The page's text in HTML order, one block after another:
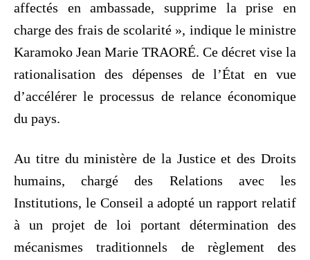
affectés en ambassade, supprime la prise en
charge des frais de scolarité », indique le ministre
Karamoko Jean Marie TRAORÉ. Ce décret vise la
rationalisation des dépenses de l’État en vue
d’accélérer le processus de relance économique
du pays.
Au titre du ministère de la Justice et des Droits
humains, chargé des Relations avec les
Institutions, le Conseil a adopté un rapport relatif
à un projet de loi portant détermination des
mécanismes traditionnels de règlement des